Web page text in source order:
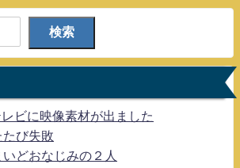
検索
レビに映像素材が出ました
たび失敗
いどおなじみの２人